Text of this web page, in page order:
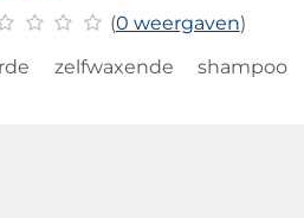
(0 weergaven)
zelfwaxende